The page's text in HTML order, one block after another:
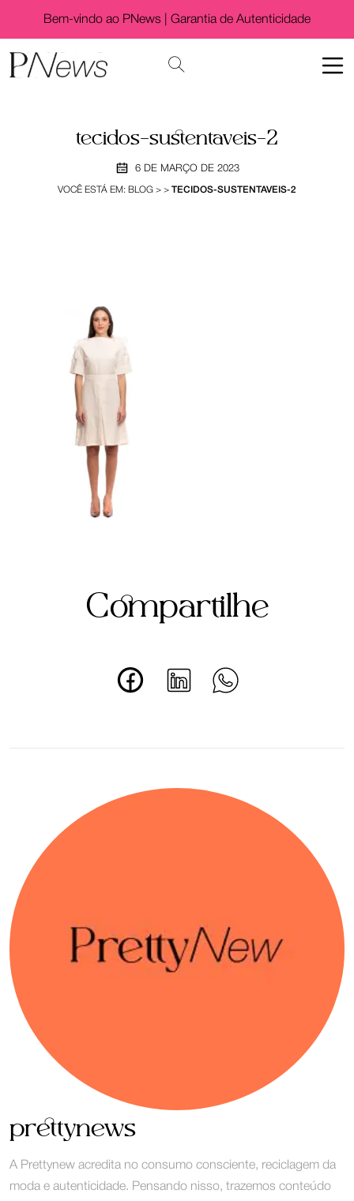
Bem-vindo ao PNews | Garantia de Autenticidade
tecidos-sustentaveis-2
6 DE MARÇO DE 2023
VOCÊ ESTÁ EM: BLOG > > TECIDOS-SUSTENTAVEIS-2
Compartilhe
prettynews
A Prettynew acredita no consumo consciente, reciclagem da
moda e autenticidade. Pensando nisso, trazemos conteúdo